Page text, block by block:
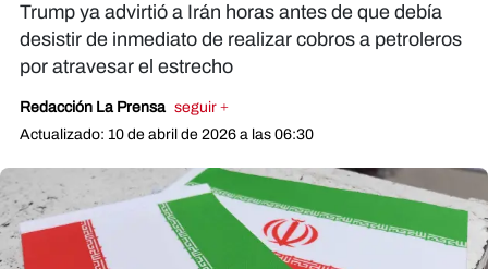
Trump ya advirtió a Irán horas antes de que debía
desistir de inmediato de realizar cobros a petroleros
por atravesar el estrecho
Redacción La Prensa seguir +
Actualizado: 10 de abril de 2026 a las 06:30